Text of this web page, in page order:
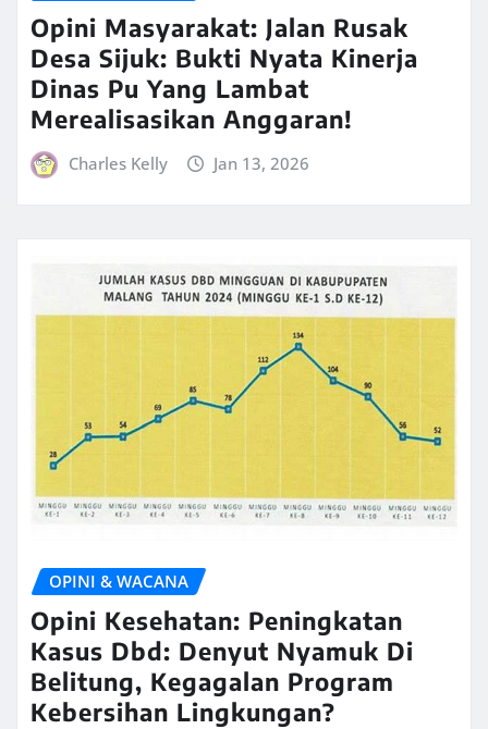
Opini Masyarakat: Jalan Rusak
Desa Sijuk: Bukti Nyata Kinerja
Dinas Pu Yang Lambat
Merealisasikan Anggaran!
Charles Kelly Jan 13, 2026
OPINI & WACANA
Opini Kesehatan: Peningkatan
Kasus Dbd: Denyut Nyamuk Di
Belitung, Kegagalan Program
Kebersihan Lingkungan?